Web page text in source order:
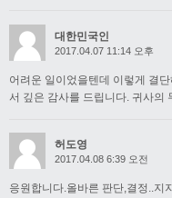
대한민국인
2017.04.07 11:14 오후
어려운 일이었을텐데 이렇게 결
서 깊은 감사를 드립니다. 귀사의
허도영
2017.04.08 6:39 오전
응원합니다.올바른 판단,결정..지